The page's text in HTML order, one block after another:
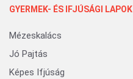
GYERMEK- ÉS IFJÚSÁGI LAPOK
Mézeskalács
Jó Pajtás
Képes Ifjúság